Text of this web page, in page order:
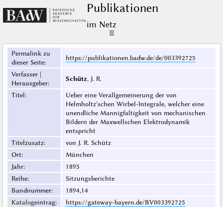
Publikationen
im Netz
☰
Permalink zu
dieser Seite:
https://publikationen.badw.de/de/003392725
Verfasser |
Herausgeber:
Schütz, J. R.
Titel:
Ueber eine Verallgemeinerung der von
Helmholtz'schen Wirbel-Integrale, welcher eine
unendliche Mannigfaltigkeit von mechanischen
Bildern der Maxwellschen Elektrodynamik
entspricht
Titelzusatz:
von J. R. Schütz
Ort:
München
Jahr:
1895
Reihe:
Sitzungsberichte
Bandnummer:
1894,14
Katalogeintrag: https://gateway-bayern.de/BV003392725